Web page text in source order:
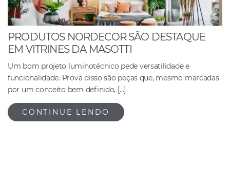
PRODUTOS NORDECOR SÃO DESTAQUE
EM VITRINES DA MASOTTI
Um bom projeto luminotécnico pede versatilidade e
funcionalidade. Prova disso são peças que, mesmo marcadas
por um conceito bem definido, […]
CONTINUE LENDO